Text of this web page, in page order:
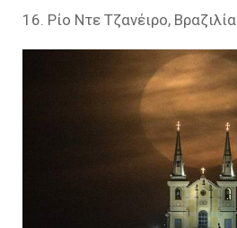
16. Ρίο Ντε Τζανέιρο, Βραζιλία